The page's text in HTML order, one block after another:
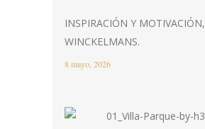
INSPIRACIÓN Y MOTIVACIÓN,
WINCKELMANS.
8 mayo, 2026